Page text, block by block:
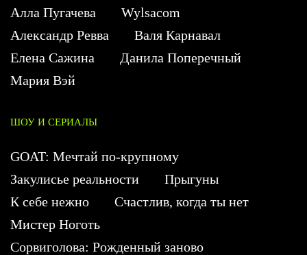
Алла Пугачева
Wylsacom
Александр Ревва
Валя Карнавал
Елена Сажина
Данила Поперечный
Мария Вэй
ШОУ И СЕРИАЛЫ
GOAT: Мечтай по-крупному
Закулисье реальности
Прыгуны
К себе нежно
Счастлив, когда ты нет
Мистер Ноготь
Сорвиголова: Рожденный заново